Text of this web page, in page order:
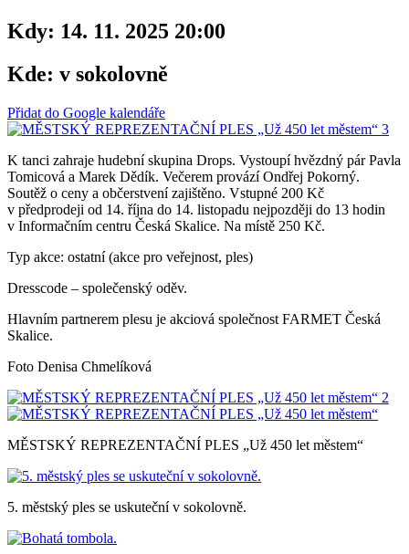
Kdy: 14. 11. 2025 20:00
Kde: v sokolovně
Přidat do Google kalendáře
K tanci zahraje hudební skupina Drops. Vystoupí hvězdný pár Pavla
Tomicová a Marek Dědík. Večerem provází Ondřej Pokorný.
Soutěž o ceny a občerstvení zajištěno. Vstupné 200 Kč
v předprodeji od 14. října do 14. listopadu nejpozději do 13 hodin
v Informačním centru Česká Skalice. Na místě 250 Kč.
Typ akce: ostatní (akce pro veřejnost, ples)
Dresscode – společenský oděv.
Hlavním partnerem plesu je akciová společnost FARMET Česká
Skalice.
Foto Denisa Chmelíková
MĚSTSKÝ REPREZENTAČNÍ PLES „Už 450 let městem“
5. městský ples se uskuteční v sokolovně.